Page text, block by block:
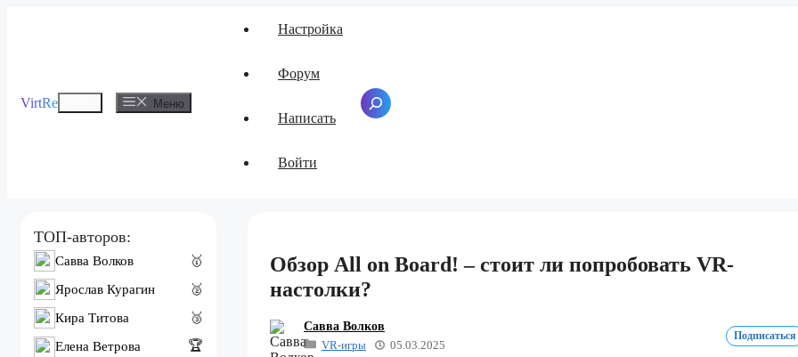
VirtRe Меню Меню
Настройка
Форум
Написать
Войти
Поиск
Обзор All on Board! – стоит ли попробовать VR-
настолки?
Савва Волков
VR-игры
05.03.2025
Подписаться
ТОП-авторов:
Савва Волков
🥇
Ярослав Курагин
🥈
Кира Титова
🥉
Елена Ветрова 🏆